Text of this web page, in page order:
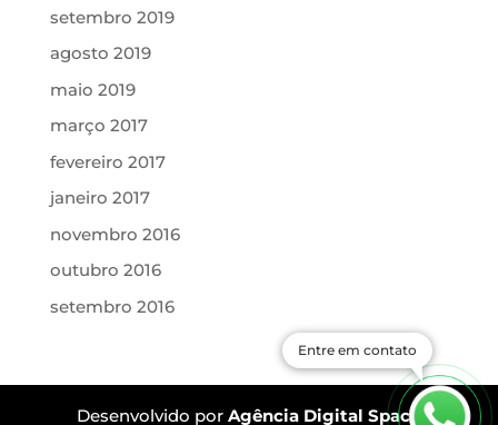
setembro 2019
agosto 2019
maio 2019
março 2017
fevereiro 2017
janeiro 2017
novembro 2016
outubro 2016
setembro 2016
Desenvolvido porAgência Digital Space
Entre em contato